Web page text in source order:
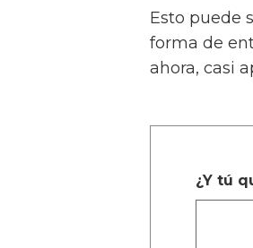
Esto puede
forma de
ahora, casi
¿Y tú